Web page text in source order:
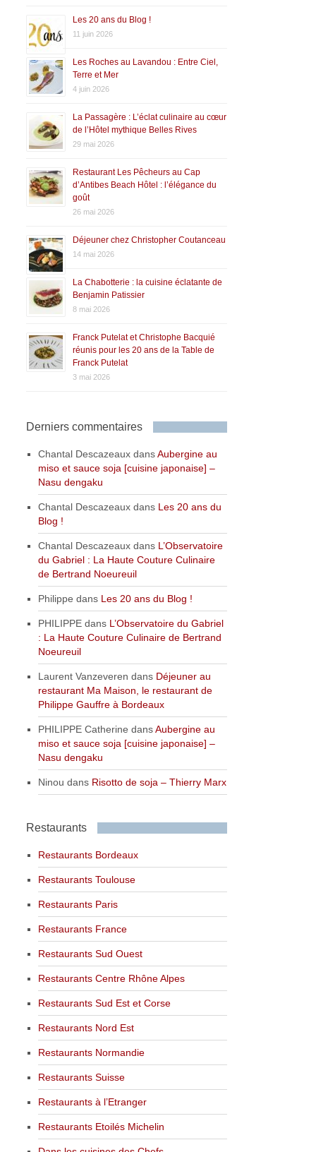
Les 20 ans du Blog !
11 juin 2026
Les Roches au Lavandou : Entre Ciel,
Terre et Mer
4 juin 2026
La Passagère : L’éclat culinaire au cœur
de l’Hôtel mythique Belles Rives
29 mai 2026
Restaurant Les Pêcheurs au Cap
d’Antibes Beach Hôtel : l’élégance du
goût
26 mai 2026
Déjeuner chez Christopher Coutanceau
14 mai 2026
La Chabotterie : la cuisine éclatante de
Benjamin Patissier
8 mai 2026
Franck Putelat et Christophe Bacquié
réunis pour les 20 ans de la Table de
Franck Putelat
3 mai 2026
Derniers commentaires
Chantal Descazeaux dansAubergine au
miso et sauce soja [cuisine japonaise] –
Nasu dengaku
Chantal Descazeaux dans Les 20 ans du
Blog !
Chantal Descazeaux dans L’Observatoire
du Gabriel : La Haute Couture Culinaire
de Bertrand Noeureuil
Philippe dans Les 20 ans du Blog !
PHILIPPE dans L’Observatoire du Gabriel
: La Haute Couture Culinaire de Bertrand
Noeureuil
Laurent Vanzeveren dans Déjeuner au
restaurant Ma Maison, le restaurant de
Philippe Gauffre à Bordeaux
PHILIPPE Catherine dansAubergine au
miso et sauce soja [cuisine japonaise] –
Nasu dengaku
Ninou dans Risotto de soja – Thierry Marx
Restaurants
Restaurants Bordeaux
Restaurants Toulouse
Restaurants Paris
Restaurants France
Restaurants Sud Ouest
Restaurants Centre Rhône Alpes
Restaurants Sud Est et Corse
Restaurants Nord Est
Restaurants Normandie
Restaurants Suisse
Restaurants à l’Etranger
Restaurants Etoilés Michelin